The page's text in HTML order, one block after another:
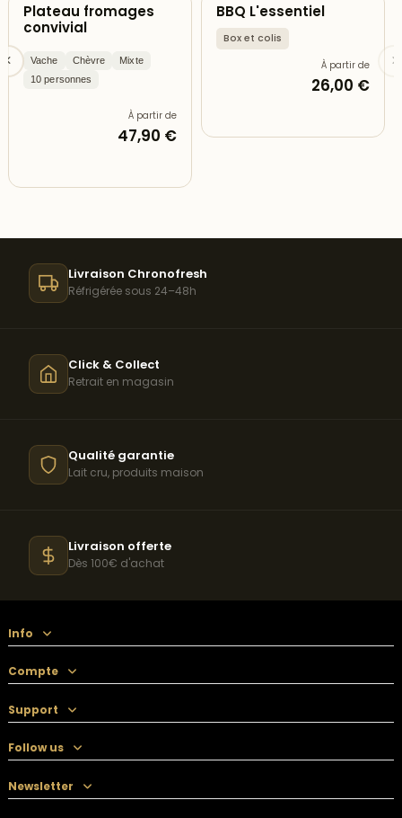
Plateau fromages
convivial
Vache Chèvre
Mixte
10 personnes
À partir de
47,90 €
BBQ L'essentiel
Box et colis
À partir de
26,00 €
Livraison Chronofresh
Réfrigérée sous 24–48h
Click & Collect
Retrait en magasin
Qualité garantie
Lait cru, produits maison
Livraison offerte
Dès 100€ d'achat
Info
Compte
Support
Follow us
Newsletter